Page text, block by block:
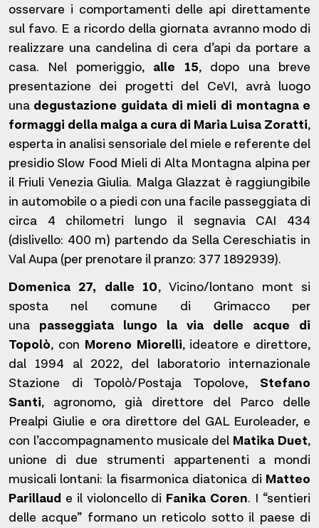
osservare i comportamenti delle api direttamente
sul favo. E a ricordo della giornata avranno modo di
realizzare una candelina di cera d’api da portare a
casa. Nel pomeriggio, alle 15, dopo una breve
presentazione dei progetti del CeVI, avrà luogo
una degustazione guidata di mieli di montagna e
formaggi della malga a cura di Maria Luisa Zoratti,
esperta in analisi sensoriale del miele e referente del
presidio Slow Food Mieli di Alta Montagna alpina per
il Friuli Venezia Giulia. Malga Glazzat è raggiungibile
in automobile o a piedi con una facile passeggiata di
circa 4 chilometri lungo il segnavia CAI 434
(dislivello: 400 m) partendo da Sella Cereschiatis in
Val Aupa (per prenotare il pranzo: 377 1892939).
Domenica 27, dalle 10, Vicino/lontano mont si
sposta nel comune di Grimacco per
una passeggiata lungo la via delle acque di
Topolò, con Moreno Miorelli, ideatore e direttore,
dal 1994 al 2022, del laboratorio internazionale
Stazione di Topolò/Postaja Topolove, Stefano
Santi, agronomo, già direttore del Parco delle
Prealpi Giulie e ora direttore del GAL Euroleader, e
con l’accompagnamento musicale del Matika Duet,
unione di due strumenti appartenenti a mondi
musicali lontani: la fisarmonica diatonica di Matteo
Parillaud e il violoncello di Fanika Coren. I “sentieri
delle acque” formano un reticolo sotto il paese di